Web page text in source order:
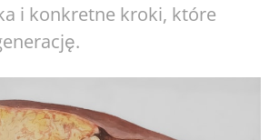
i konkretne kroki, które